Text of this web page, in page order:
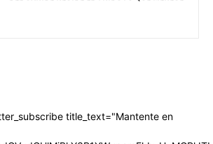
title_text="Mantente en